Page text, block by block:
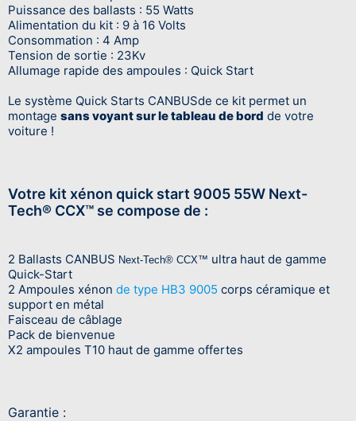
Puissance des ballasts : 55 Watts
Alimentation du kit : 9 à 16 Volts
Consommation : 4 Amp
Tension de sortie : 23Kv
Allumage rapide des ampoules : Quick Start
Le système Quick Starts CANBUSde ce kit permet un
montage sans voyant sur le tableau de bord de votre
voiture !
Votre kit xénon quick start 9005 55W Next-
Tech® CCX™ se compose de :
2 Ballasts CANBUS Next-Tech® CCX™ ultra haut de gamme
Quick-Start
2 Ampoules xénon de type HB3 9005 corps céramique et
support en métal
Faisceau de câblage
Pack de bienvenue
X2 ampoules T10 haut de gamme offertes
Garantie :